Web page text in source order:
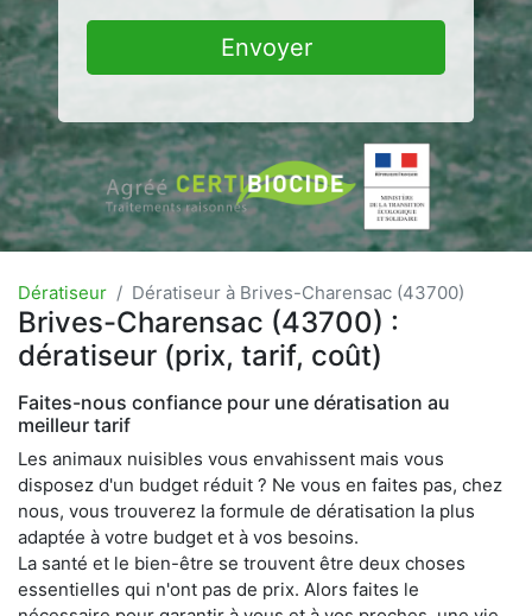
Envoyer
Dératiseur Dératiseur à Brives-Charensac (43700)
Brives-Charensac (43700) :
dératiseur (prix, tarif, coût)
Faites-nous confiance pour une dératisation au
meilleur tarif
Les animaux nuisibles vous envahissent mais vous
disposez d'un budget réduit ? Ne vous en faites pas, chez
nous, vous trouverez la formule de dératisation la plus
adaptée à votre budget et à vos besoins.
La santé et le bien-être se trouvent être deux choses
essentielles qui n'ont pas de prix. Alors faites le